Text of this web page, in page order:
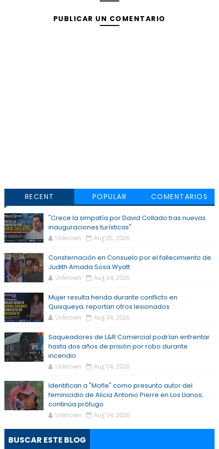
PUBLICAR UN COMENTARIO
RECENT POPULAR COMENTARIOS
"Crece la simpatía por David Collado tras nuevas
inauguraciones turísticas"
Unknown Aug 05, 2026
Consternación en Consuelo por el fallecimiento de
Judith Amada Sosa Wyatt
Unknown Aug 04, 2026
Mujer resulta herida durante conflicto en
Quisqueya; reportan otros lesionados
Unknown Aug 04, 2026
Saqueadores de L&R Comercial podrían enfrentar
hasta dos años de prisión por robo durante
incendio
Unknown Aug 04, 2026
Identifican a "Mofle" como presunto autor del
feminicidio de Alicia Antonio Pierre en Los Llanos;
continúa prófugo
Unknown Aug 04, 2026
BUSCAR ESTE BLOG